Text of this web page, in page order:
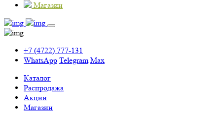
Магазин
+7 (4722) 777-131
WhatsApp Telegram Max
Каталог
Распродажа
Акции
Магазин